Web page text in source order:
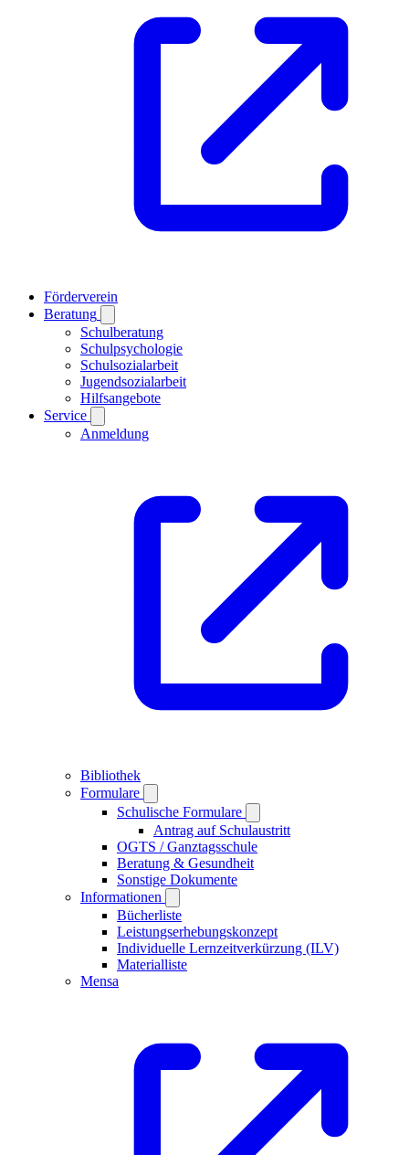
Förderverein
Beratung
Schulberatung
Schulpsychologie
Schulsozialarbeit
Jugendsozialarbeit
Hilfsangebote
Service
Anmeldung
Bibliothek
Formulare
Schulische Formulare
Antrag auf Schulaustritt
OGTS / Ganztagsschule
Beratung & Gesundheit
Sonstige Dokumente
Informationen
Bücherliste
Leistungserhebungskonzept
Individuelle Lernzeitverkürzung (ILV)
Materialliste
Mensa